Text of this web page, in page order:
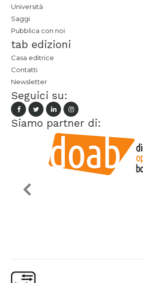
Università
Saggi
Pubblica con noi
tab edizioni
Casa editrice
Contatti
Newsletter
Seguici su:
Siamo partner di: